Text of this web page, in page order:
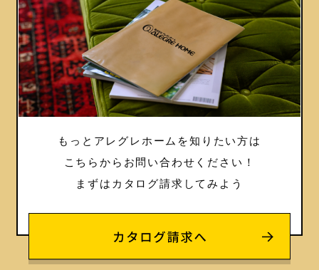
もっとアレグレホームを知りたい方は
こちらからお問い合わせください！
まずはカタログ請求してみよう